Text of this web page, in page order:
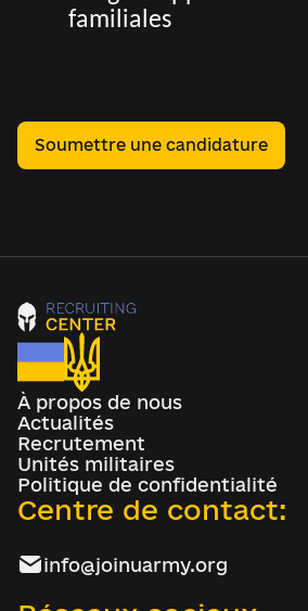
familiales
Soumettre une candidature
À propos de nous
Actualités
Recrutement
Unités militaires
Politique de confidentialité
Centre de contact:
info@joinuarmy.org